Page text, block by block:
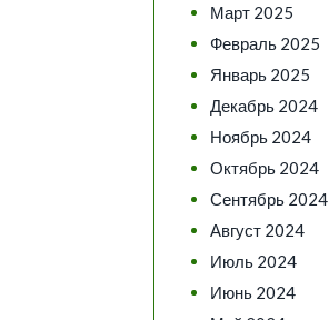
Март 2025
Февраль 2025
Январь 2025
Декабрь 2024
Ноябрь 2024
Октябрь 2024
Сентябрь 2024
Август 2024
Июль 2024
Июнь 2024